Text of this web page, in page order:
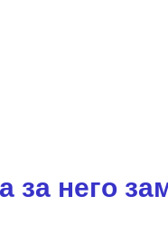
за него